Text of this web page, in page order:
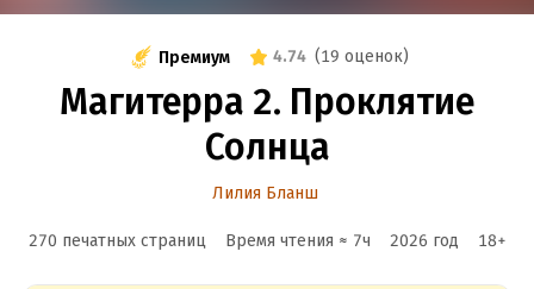
Премиум 4.74 (19 оценок)
Магитерра 2. Проклятие
Солнца
Лилия Бланш
270 печатных страниц Время чтения ≈ 7ч 2026 год 18+